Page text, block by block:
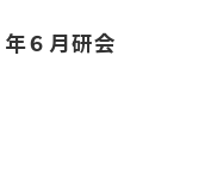
６月研会